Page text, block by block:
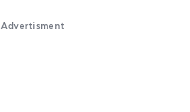
Advertisment